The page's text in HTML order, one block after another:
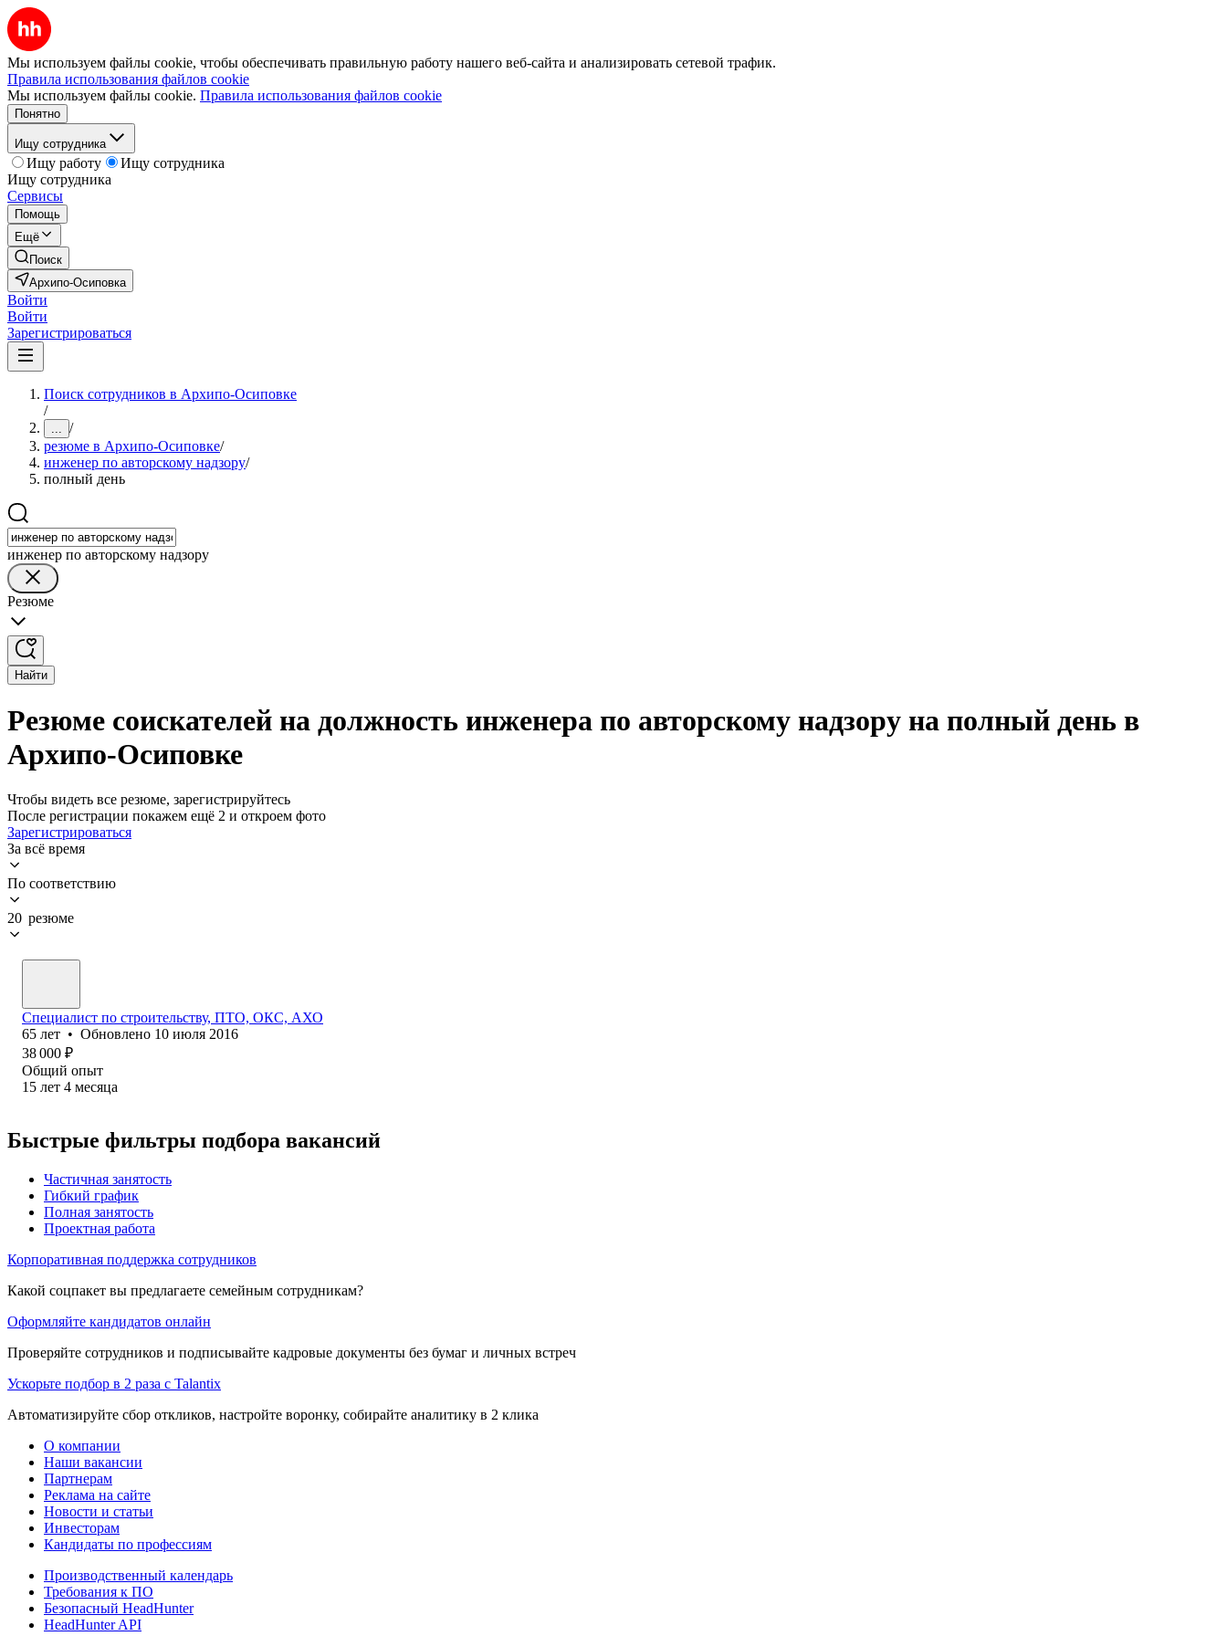
Мы используем файлы cookie, чтобы обеспечивать правильную работу нашего веб-сайта и анализировать сетевой трафик.
Правила использования файлов cookie
Мы используем файлы cookie. Правила использования файлов cookie
Понятно
Ищу сотрудника
Ищу работу
Ищу сотрудника
Ищу сотрудника
Сервисы
Помощь
Ещё
Поиск
Архипо-Осиповка
Войти
Войти
Зарегистрироваться
Поиск сотрудников в Архипо-Осиповке
/
... /
резюме в Архипо-Осиповке/
инженер по авторскому надзору/
полный день
инженер по авторскому надзору
Резюме
Найти
Резюме соискателей на должность инженера по авторскому надзору на полный день в
Архипо-Осиповке
Чтобы видеть все резюме, зарегистрируйтесь
После регистрации покажем ещё 2 и откроем фото
Зарегистрироваться
За всё время
По соответствию
20 резюме
Специалист по строительству, ПТО, ОКС, АХО
65 лет • Обновлено 10 июля 2016
38 000 ₽
Общий опыт
15 лет 4 месяца
Быстрые фильтры подбора вакансий
Частичная занятость
Гибкий график
Полная занятость
Проектная работа
Корпоративная поддержка сотрудников
Какой соцпакет вы предлагаете семейным сотрудникам?
Оформляйте кандидатов онлайн
Проверяйте сотрудников и подписывайте кадровые документы без бумаг и личных встреч
Ускорьте подбор в 2 раза с Talantix
Автоматизируйте сбор откликов, настройте воронку, собирайте аналитику в 2 клика
О компании
Наши вакансии
Партнерам
Реклама на сайте
Новости и статьи
Инвесторам
Кандидаты по профессиям
Производственный календарь
Требования к ПО
Безопасный HeadHunter
HeadHunter API